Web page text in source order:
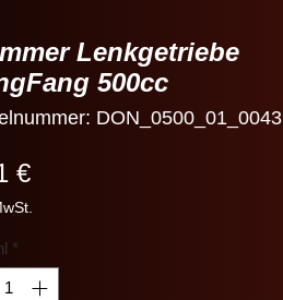
Lenkgetriebe
500cc
DON_0500_01_0043
€Preis
*